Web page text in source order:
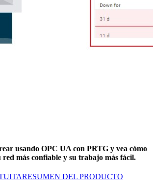
usando OPC UA con PRTG y vea cómo
red más confiable y su trabajo más fácil.
RESUMEN DEL PRODUCTO